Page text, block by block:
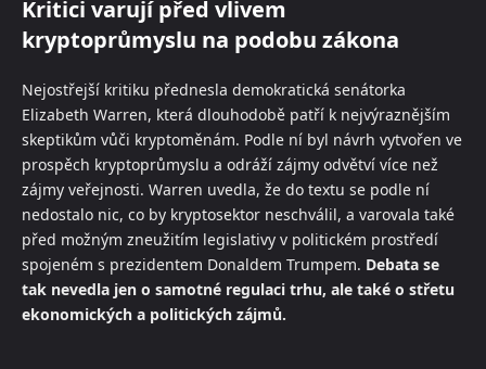
Kritici varují před vlivem
kryptoprůmyslu na podobu zákona
Nejostřejší kritiku přednesla demokratická senátorka
Elizabeth Warren, která dlouhodobě patří k nejvýraznějším
skeptikům vůči kryptoměnám. Podle ní byl návrh vytvořen ve
prospěch kryptoprůmyslu a odráží zájmy odvětví více než
zájmy veřejnosti. Warren uvedla, že do textu se podle ní
nedostalo nic, co by kryptosektor neschválil, a varovala také
před možným zneužitím legislativy v politickém prostředí
spojeném s prezidentem Donaldem Trumpem. Debata se
tak nevedla jen o samotné regulaci trhu, ale také o střetu
ekonomických a politických zájmů.